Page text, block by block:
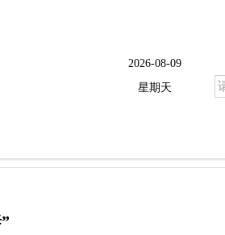
2026-08-09
星期天